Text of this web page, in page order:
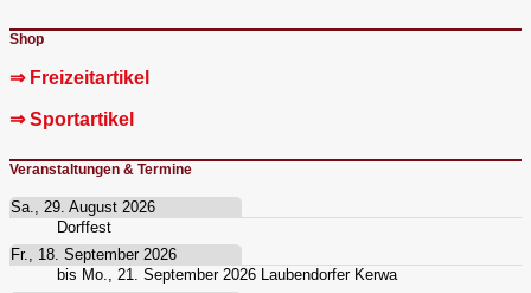
Shop
⇒ Freizeitartikel
⇒ Sportartikel
Veranstaltungen & Termine
Sa., 29. August 2026
Dorffest
Fr., 18. September 2026
bis Mo., 21. September 2026
Laubendorfer Kerwa